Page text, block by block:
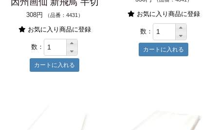
308円 （品番：4431）
お気に入り商品に登録
数：
お気に入り商品に登録
数：